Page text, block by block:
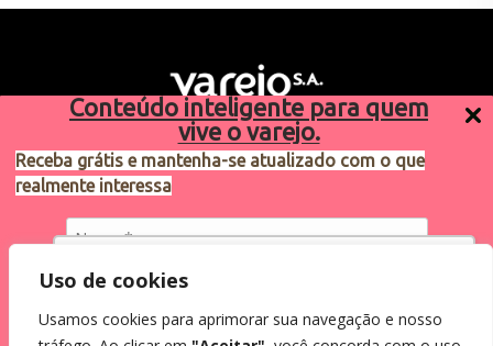
Conteúdo inteligente para quem
vive o varejo.
Receba grátis e mantenha-se atualizado com o que
realmente interessa
Eu concordo em receber comunicações.
Utilizamos cookies para oferecer melhor
como você interage em nosso site e
Uso de cookies
Usamos cookies para aprimorar sua navegação e nosso
Sugestões de pauta
varejosa@cndl.org.br